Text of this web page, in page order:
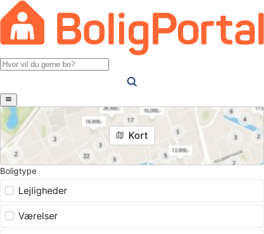
Kort
Boligtype
Lejligheder
Værelser